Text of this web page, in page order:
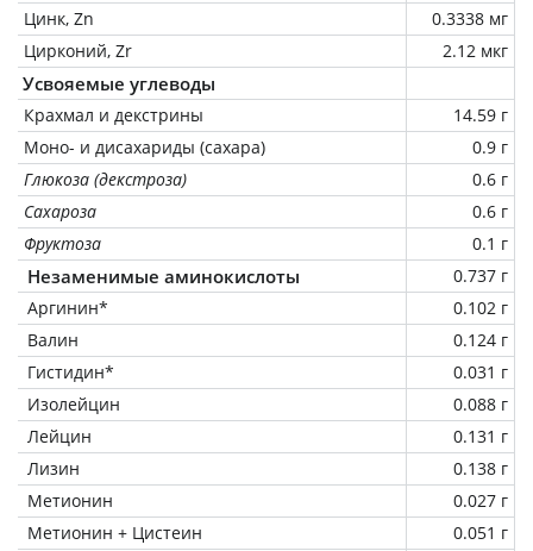
Цинк, Zn
0.3338 мг
Цирконий, Zr
2.12 мкг
Усвояемые углеводы
Крахмал и декстрины
14.59 г
Моно- и дисахариды (сахара)
0.9 г
Глюкоза (декстроза)
0.6 г
Сахароза
0.6 г
Фруктоза
0.1 г
Незаменимые аминокислоты
0.737 г
Аргинин*
0.102 г
Валин
0.124 г
Гистидин*
0.031 г
Изолейцин
0.088 г
Лейцин
0.131 г
Лизин
0.138 г
Метионин
0.027 г
Метионин + Цистеин
0.051 г